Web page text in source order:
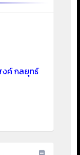
งค์ กลยุทธ์